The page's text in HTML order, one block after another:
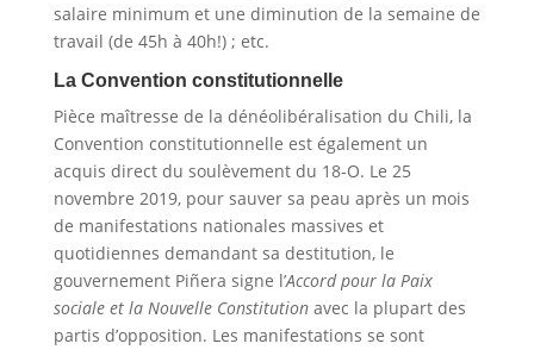
salaire minimum et une diminution de la semaine de
travail (de 45h à 40h!) ; etc.
La Convention constitutionnelle
Pièce maîtresse de la dénéolibéralisation du Chili, la
Convention constitutionnelle est également un
acquis direct du soulèvement du 18-O. Le 25
novembre 2019, pour sauver sa peau après un mois
de manifestations nationales massives et
quotidiennes demandant sa destitution, le
gouvernement Piñera signe l’Accord pour la Paix
sociale et la Nouvelle Constitutionavec la plupart des
partis d’opposition. Les manifestations se sont